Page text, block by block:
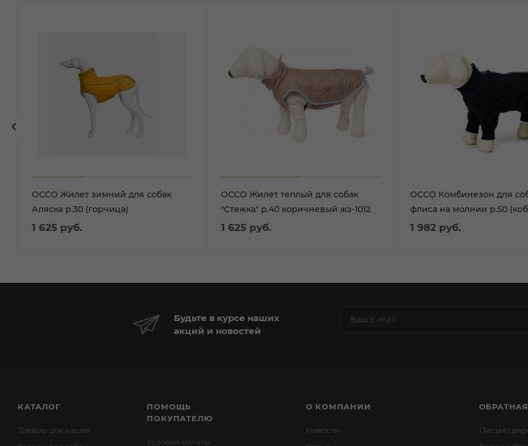
ОССО Жилет зимний для собак
Аляска р.30 (горчица)
1 625 руб.
ОССО Жилет теплый для собак
"Стежка" р.40 коричневый жз-1012
1 625 руб.
ОССО Комбинезон для
флиса на молнии р.50
1 982 руб.
Будьте в курсе наших
акций и новостей
КАТАЛОГ
Товары для кошек
ПОМОЩЬ
ПОКУПАТЕЛЮ
Условия оплаты
О КОМПАНИИ
Новости
Письмо